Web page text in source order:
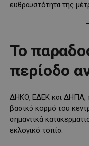
ευθραυστότητα της
Το
περίοδο
ΔΗΚΟ, ΕΔΕΚ και ΔΗΠΑ,
βασικό κορμό του
σημαντικά
εκλογικό τοπίο.